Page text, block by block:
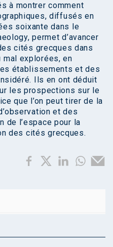
à montrer comment
diffusés en
soixante dans le
permet d’avancer
cités grecques dans
explorées, en
établissements et des
Ils en ont déduit
les prospections sur le
que l’on peut tirer de la
et des
de l’espace pour la
des cités grecques.